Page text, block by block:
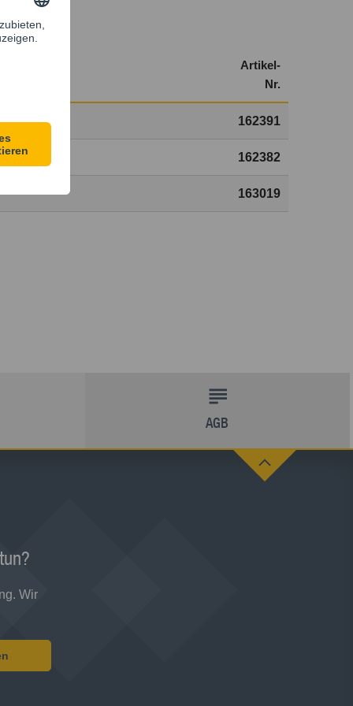
Artikel-
Nr.
162391
162382
163019
AGB
Wir